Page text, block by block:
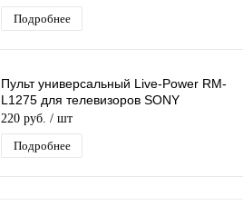
Подробнее
Пульт универсальный Live-Power RM-
L1275 для телевизоров SONY
220 руб. / шт
Подробнее